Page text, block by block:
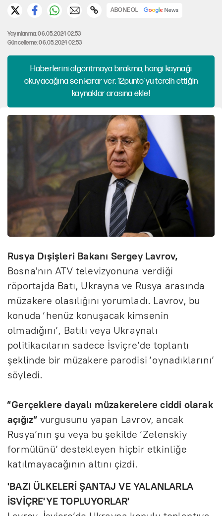
ABONE OL
Yayınlanma: 06.05.2024 02:53
Güncelleme: 06.05.2024 02:53
Haberlerini algoritmaya bırakma, hangi kaynağı
okuyacağına sen karar ver. 12punto'yu tercih ettiğin
kaynaklar arasına ekle!
Rusya Dışişleri Bakanı Sergey Lavrov,
Bosna'nın ATV televizyonuna verdiği
röportajda Batı, Ukrayna ve Rusya arasında
müzakere olasılığını yorumladı. Lavrov, bu
konuda ‘henüz konuşacak kimsenin
olmadığını’, Batılı veya Ukraynalı
politikacıların sadece İsviçre’de toplantı
şeklinde bir müzakere parodisi ‘oynadıklarını’
söyledi.
“Gerçeklere dayalı müzakerelere ciddi olarak
açığız” vurgusunu yapan Lavrov, ancak
Rusya’nın şu veya bu şekilde ‘Zelenskiy
formülünü’ destekleyen hiçbir etkinliğe
katılmayacağının altını çizdi.
'BAZI ÜLKELERİ ŞANTAJ VE YALANLARLA
İSVİÇRE'YE TOPLUYORLAR'